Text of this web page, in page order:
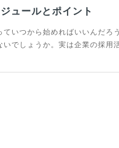
ュールとポイント
ていつから始めればいいんだろ
いでしょうか。実は企業の採用
ュールがあります。当記事では